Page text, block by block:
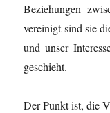
Beziehungen
vereinigt sind sie
und unser
geschieht.
Der Punkt ist, die